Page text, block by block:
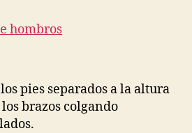
hombros
pies separados a la altura
brazos colgando